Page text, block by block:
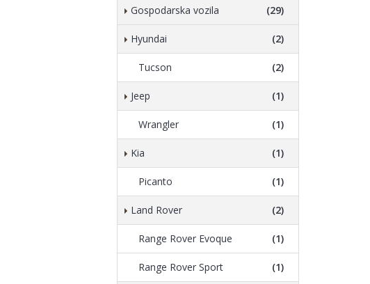
Gospodarska vozila (29)
Hyundai (2)
Tucson (2)
Jeep (1)
Wrangler (1)
Kia (1)
Picanto (1)
Land Rover (2)
Range Rover Evoque (1)
Range Rover Sport (1)